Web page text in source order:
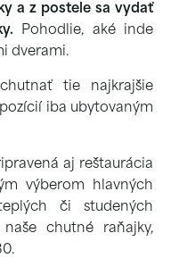
a z postele sa vydať
Pohodlie, aké inde
dverami.
tie najkrajšie
iba ubytovaným
aj reštaurácia
výberom hlavných
či studených
chutné raňajky,